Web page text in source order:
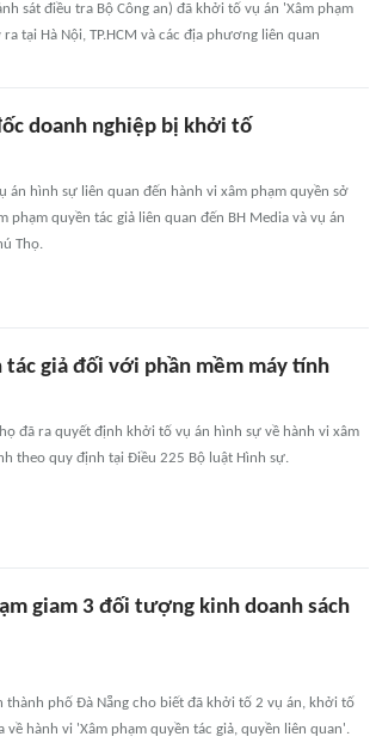
sát điều tra Bộ Công an) đã khởi tố vụ án 'Xâm phạm
tại Hà Nội, TP.HCM và các địa phương liên quan
doanh nghiệp bị khởi tố
án hình sự liên quan đến hành vi xâm phạm quyền sở
quyền tác giả liên quan đến BH Media và vụ án
Thọ.
giả đối với phần mềm máy tính
đã ra quyết định khởi tố vụ án hình sự về hành vi xâm
theo quy định tại Điều 225 Bộ luật Hình sự.
giam 3 đối tượng kinh doanh sách
thành phố Đà Nẵng cho biết đã khởi tố 2 vụ án, khởi tố
hành vi 'Xâm phạm quyền tác giả, quyền liên quan'.